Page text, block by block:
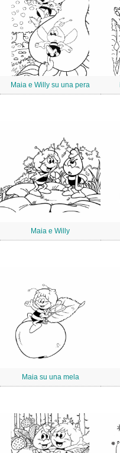
Maia e Willy su una pera
Maia e Willy
Maia su una mela